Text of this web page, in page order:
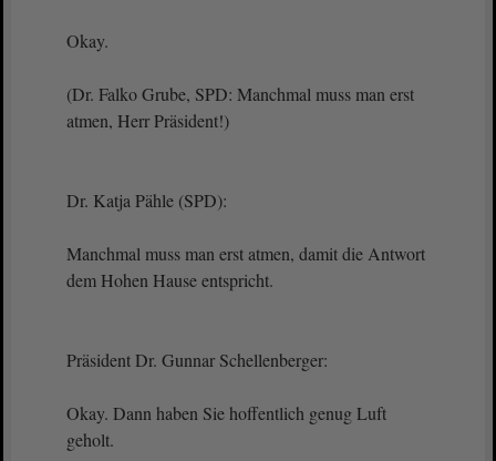
Okay.
(Dr. Falko Grube, SPD: Manchmal muss man erst
atmen, Herr Präsident!)
Dr. Katja Pähle (SPD):
Manchmal muss man erst atmen, damit die Antwort
dem Hohen Hause entspricht.
Präsident Dr. Gunnar Schellenberger:
Okay. Dann haben Sie hoffentlich genug Luft
geholt.